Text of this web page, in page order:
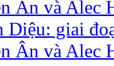
Ân và Alec
Diệu: giai
Ân và Alec